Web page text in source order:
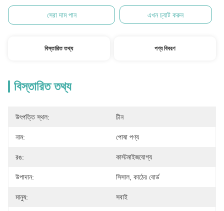
সেরা দাম পান এখন চ্যাট করুন
বিস্তারিত তথ্য পণ্য বিবরণ
বিস্তারিত তথ্য
উৎপত্তি স্থল: চীন
নাম: পোষা পণ্য
রঙ: কাস্টমাইজযোগ্য
উপাদান: সিসাল, কাঠের বোর্ড
মানুষ: সবাই